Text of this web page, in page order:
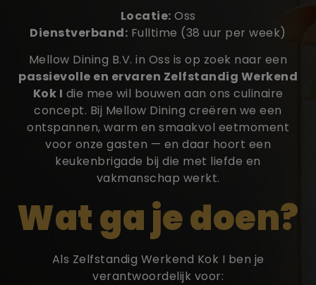
Locatie: Oss
Dienstverband: Fulltime (38 uur per week)
Mellow Dining B.V. in Oss is op zoek naar een
passievolle en ervaren Zelfstandig Werkend
Kok I die mee wil bouwen aan ons culinaire
concept. Bij Mellow Dining creëren we een
ontspannen, warm en smaakvol eetmoment
voor onze gasten — en daar hoort een
keukenbrigade bij die met liefde en
vakmanschap werkt.
Wat ga je doen?
Als Zelfstandig Werkend Kok I ben je
verantwoordelijk voor: